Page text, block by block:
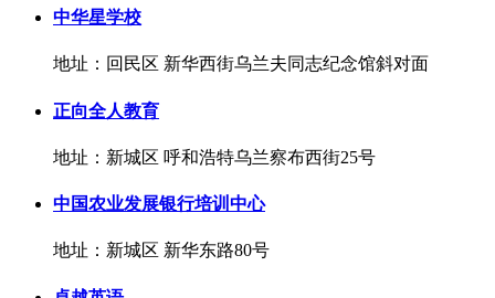
中华星学校
地址：回民区 新华西街乌兰夫同志纪念馆斜对面
正向全人教育
地址：新城区 呼和浩特乌兰察布西街25号
中国农业发展银行培训中心
地址：新城区 新华东路80号